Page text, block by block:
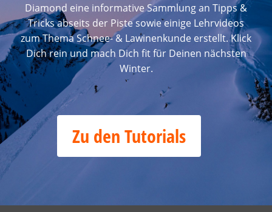
Diamond eine informative Sammlung an Tipps &
Tricks abseits der Piste sowie einige Lehrvideos
zum Thema Schnee- & Lawinenkunde erstellt. Klick
Dich rein und mach Dich fit für Deinen nächsten
Winter.
Zu den Tutorials